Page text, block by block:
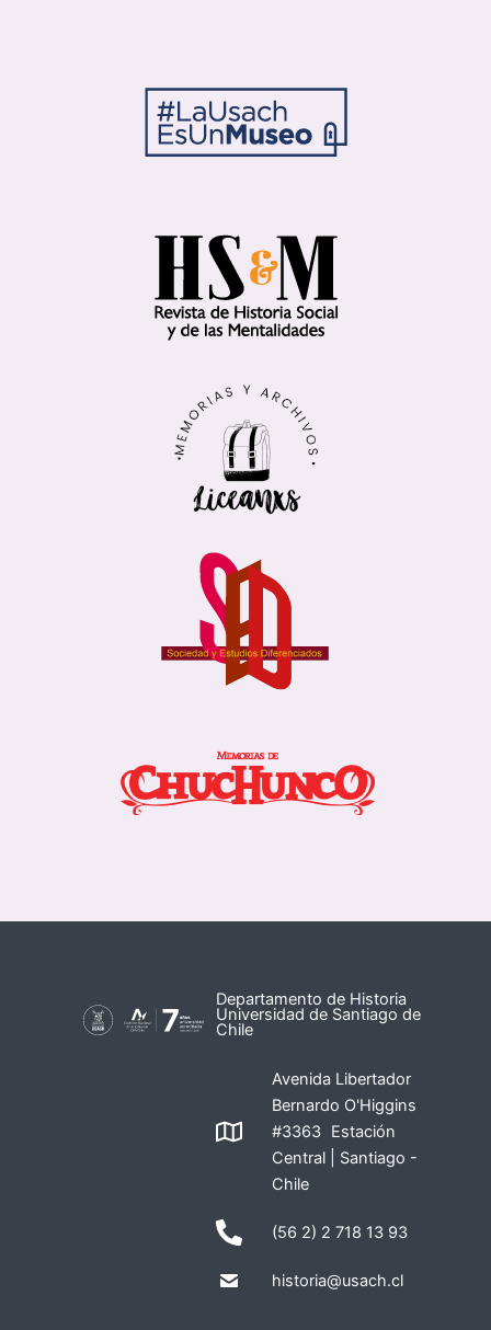
Departamento de Historia
Universidad de Santiago de
Chile
Avenida Libertador
Bernardo O'Higgins
#3363 Estación
Central | Santiago -
Chile
(56 2) 2 718 13 93
historia@usach.cl